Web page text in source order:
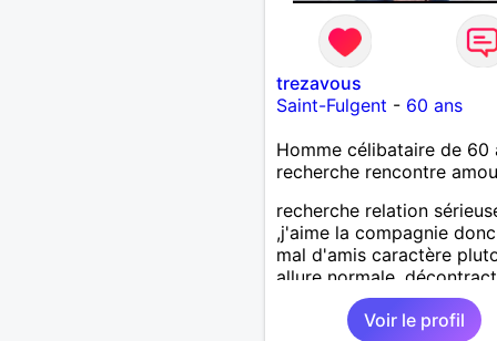
trezavous
Saint-Fulgent - 60 ans
Homme célibataire de 60
recherche rencontre
recherche relation
,j'aime la compagnie
mal d'amis caractère
allure normale
voudrais rencontrer une
personne aimant la nature
Voir le profil